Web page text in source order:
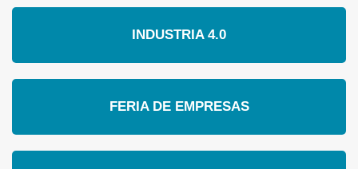
INDUSTRIA 4.0
FERIA DE EMPRESAS